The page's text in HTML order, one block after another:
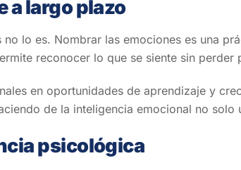
a largo plazo
lo es. Nombrar las emociones es una
reconocer lo que se siente sin perder
en oportunidades de aprendizaje y
de la inteligencia emocional no
psicológica